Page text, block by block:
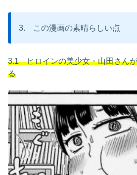
3. この漫画の素晴らしい点
3.1 ヒロインの美少女・山田さんが
る